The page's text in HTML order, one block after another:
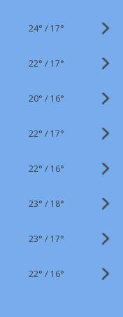
24° / 17°
22° / 17°
20° / 16°
22° / 17°
22° / 16°
23° / 18°
23° / 17°
22° / 16°